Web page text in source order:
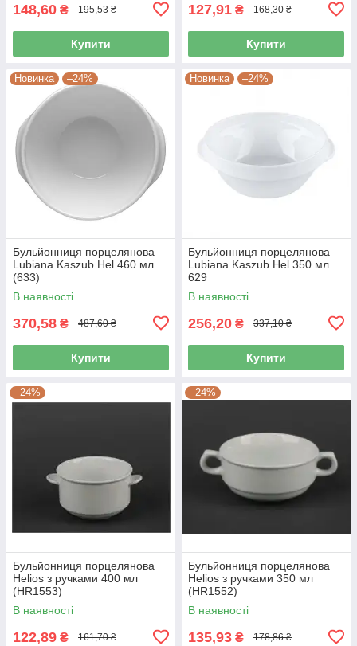
148,60 ₴ 195,53 ₴
Купити
127,91 ₴ 168,30 ₴
Купити
Новинка –24%
Бульйонниця порцелянова
Lubiana Kaszub Hel 460 мл
(633)
В наявності
370,58 ₴ 487,60 ₴
Купити
Новинка –24%
Бульйонниця порцелянова
Lubiana Kaszub Hel 350 мл
629
В наявності
256,20 ₴ 337,10 ₴
Купити
–24%
Бульйонниця порцелянова
Helios з ручками 400 мл
(HR1553)
В наявності
122,89 ₴ 161,70 ₴
–24%
Бульйонниця порцелянова
Helios з ручками 350 мл
(HR1552)
В наявності
135,93 ₴ 178,86 ₴